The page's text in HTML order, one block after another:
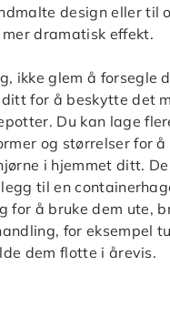
design eller til
dramatisk effekt.
ikke glem å forsegle
for å beskytte det
Du kan lage
og størrelser for
i hjemmet ditt.
til en
for å bruke dem ute,
for eksempel
dem flotte i årevis.